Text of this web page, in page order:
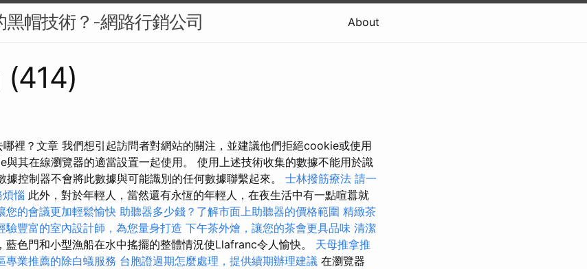
黑帽技術？-網路行銷公司 About
裡？文章 我們想引起訪問者對網站的關注，並建議他們拒絕cookie或使用
其在線瀏覽器的適當設置一起使用。 使用上述技術收集的數據不能用於識
控制器不會將此數據與可能識別的任何數據聯繫起來。 士林撥筋療法 請一
惱 此外，對於年輕人，當然還有永恆的年輕人，在夜生活中有一點喧囂就
您的會議更加輕鬆愉快 助聽器多少錢？了解市面上助聽器的價格範圍 精緻茶
驗豐富的室內設計師，為您量身打造 下午茶外燴，讓您的茶會更具品味 清潔
藍色門和小型漁船在水中搖擺的整體情況使Llafranc令人愉快。 天母推拿推
專業推薦的除白蟻服務 台胞證過期怎麼處理，提供續期辦理建議 在瀏覽器